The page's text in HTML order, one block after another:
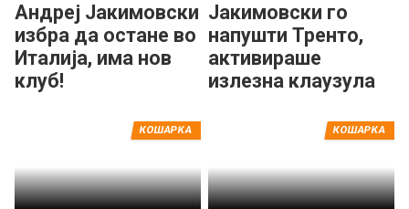
Андреј Јакимовски
избра да остане во
Италија, има нов
клуб!
Јакимовски го
напушти Тренто,
активираше
излезна клаузула
КОШАРКА КОШАРКА